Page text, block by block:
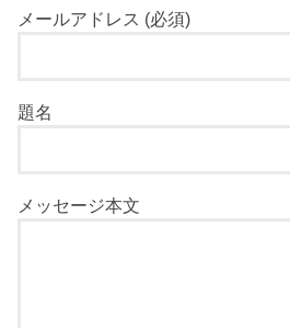
メールアドレス (必須)
題名
メッセージ本文